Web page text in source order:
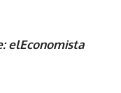
elEconomista